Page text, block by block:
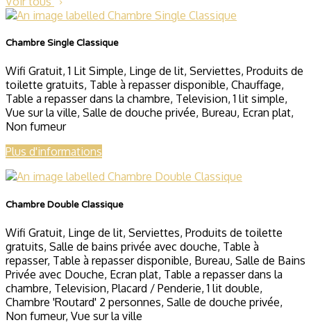
Chambre Single Classique
Wifi Gratuit,1 Lit Simple, Linge de lit, Serviettes, Produits de
toilette gratuits, Table à repasser disponible, Chauffage,
Table a repasser dans la chambre, Television,1 lit simple,
Vue sur la ville, Salle de douche privée, Bureau, Ecran plat,
Non fumeur
Plus d'informations
Chambre Double Classique
Wifi Gratuit, Linge de lit, Serviettes, Produits de toilette
gratuits, Salle de bains privée avec douche, Table à
repasser, Table à repasser disponible, Bureau, Salle de Bains
Privée avec Douche, Ecran plat, Table a repasser dans la
chambre, Television, Placard / Penderie,1 lit double,
Chambre 'Routard' 2 personnes, Salle de douche privée,
Non fumeur, Vue sur la ville